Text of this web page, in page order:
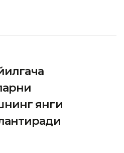
янги